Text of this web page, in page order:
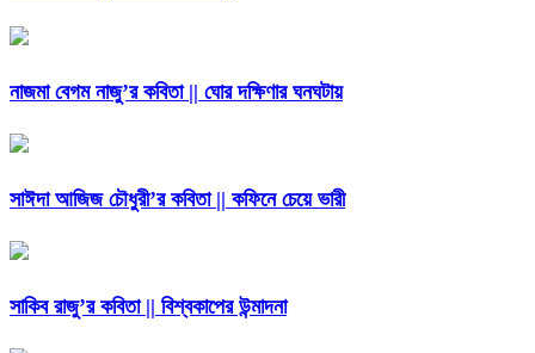
নাজমা বেগম নাজু’র কবিতা || ঘোর দক্ষিণার ঘনঘটায়
সাঈদা আজিজ চৌধুরী’র কবিতা || কফিনে চেয়ে ভারী
সাকিব রাজু’র কবিতা || বিশ্বকাপের উন্মাদনা